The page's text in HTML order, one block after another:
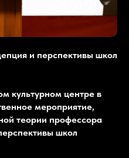
и перспективы школ
культурном центре в
мероприятие,
теории профессора
школ